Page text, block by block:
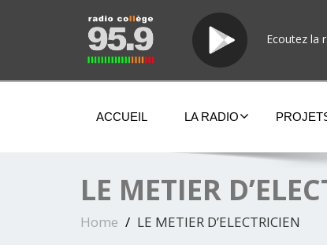
Ecoutez la
ACCUEIL LA RADIO
LE METIER
Home LE METIER D’ELECTRICIEN